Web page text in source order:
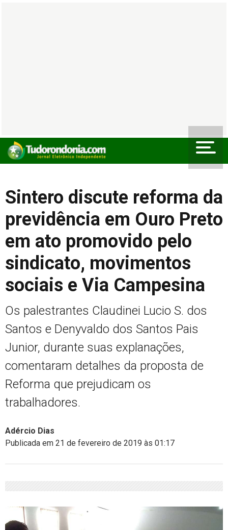
Sintero discute reforma da
previdência em Ouro Preto
em ato promovido pelo
sindicato, movimentos
sociais e Via Campesina
Os palestrantes Claudinei Lucio S. dos
Santos e Denyvaldo dos Santos Pais
Junior, durante suas explanações,
comentaram detalhes da proposta de
Reforma que prejudicam os
trabalhadores.
Adércio Dias
Publicada em 21 de fevereiro de 2019 às 01:17